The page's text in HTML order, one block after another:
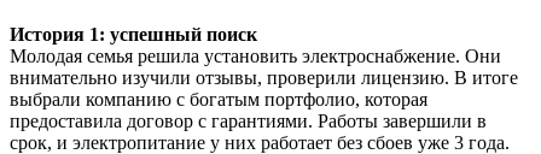
История 1: успешный поиск
Молодая семья решила установить электроснабжение. Они
внимательно изучили отзывы, проверили лицензию. В итоге
выбрали компанию с богатым портфолио, которая
предоставила договор с гарантиями. Работы завершили в
срок, и электропитание у них работает без сбоев уже 3 года.